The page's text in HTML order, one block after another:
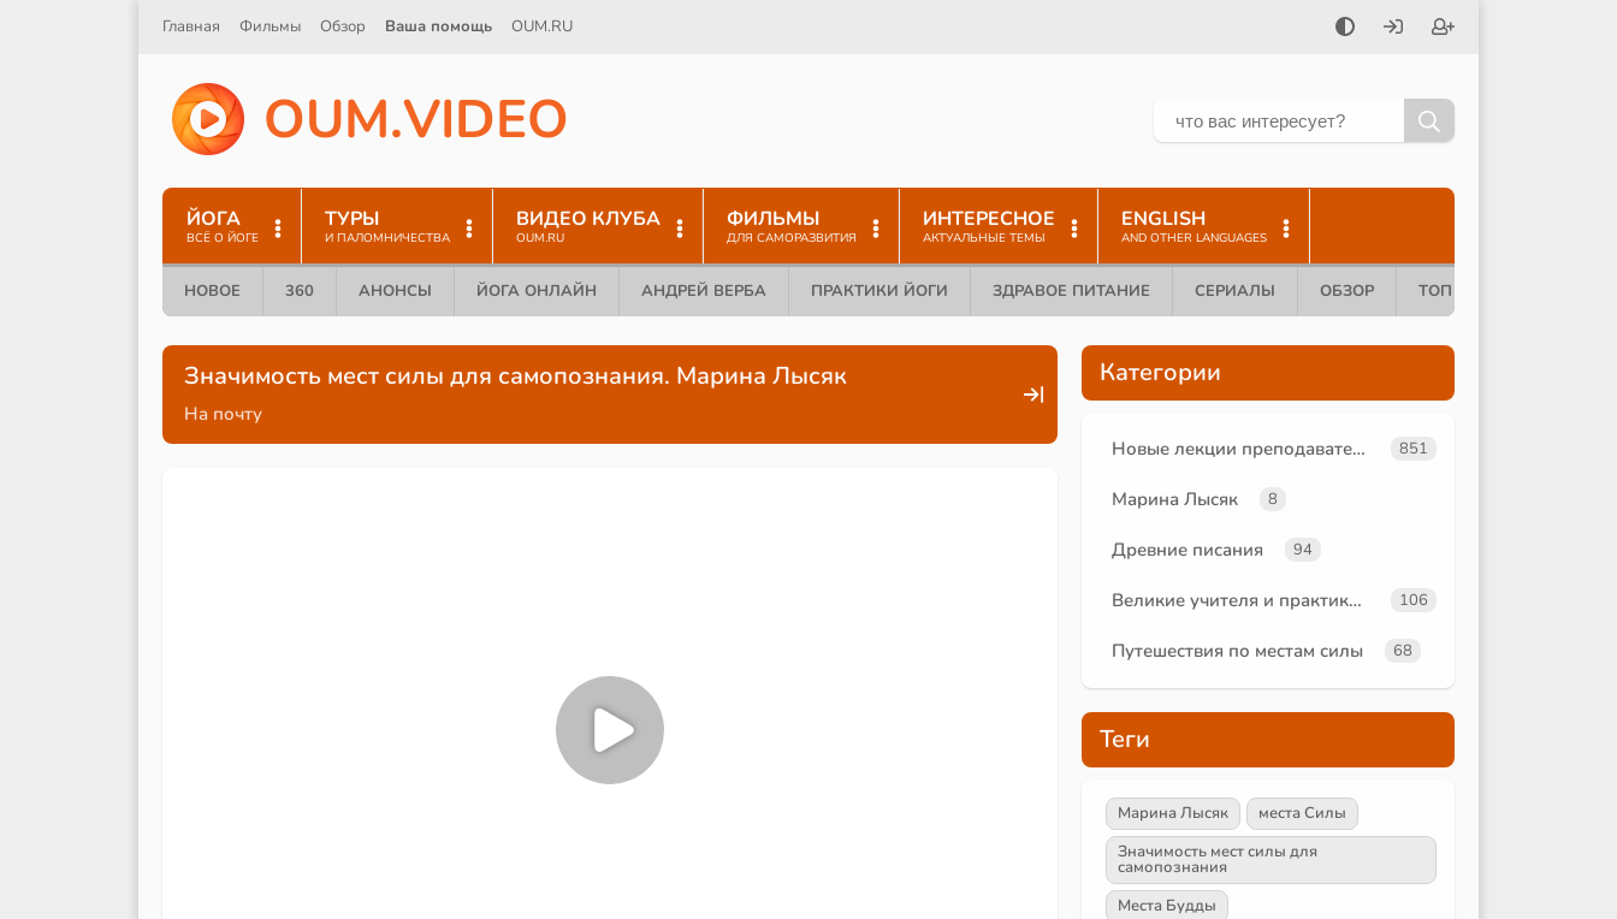
Главная Фильмы Обзор Ваша помощь OUM.RU
OUM.VIDEO
ЙОГА
ВСЁ О ЙОГЕ
ТУРЫ
И ПАЛОМНИЧЕСТВА
ВИДЕО КЛУБА
OUM.RU
ФИЛЬМЫ
ДЛЯ САМОРАЗВИТИЯ
ИНТЕРЕСНОЕ
АКТУАЛЬНЫЕ ТЕМЫ
ENGLISH
AND OTHER LANGUAGES
НОВОЕ 360 АНОНСЫ ЙОГА ОНЛАЙН АНДРЕЙ ВЕРБА ПРАКТИКИ ЙОГИ ЗДРАВОЕ ПИТАНИЕ СЕРИАЛЫ ОБЗОР ТОП 10
Значимость мест силы для самопознания. Марина Лысяк
На почту
Категории
Новые лекции преподавателей 851
Марина Лысяк 8
Древние писания 94
Великие учителя и практики йоги 106
Путешествия по местам силы 68
Теги
Марина Лысяк
места Силы
Значимость мест силы для
самопознания
Места Будды